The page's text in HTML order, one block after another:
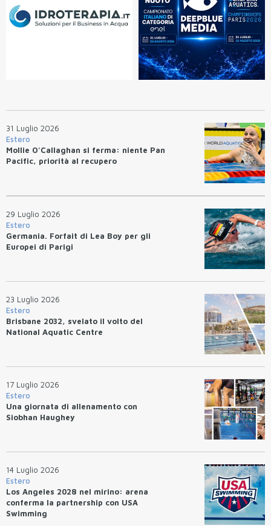
31 Luglio 2026
Estero
Mollie O'Callaghan si ferma: niente Pan
Pacific, priorità al recupero
29 Luglio 2026
Estero
Germania. Forfait di Lea Boy per gli
Europei di Parigi
23 Luglio 2026
Estero
Brisbane 2032, svelato il volto del
National Aquatic Centre
17 Luglio 2026
Estero
Una giornata di allenamento con
Siobhan Haughey
14 Luglio 2026
Estero
Los Angeles 2028 nel mirino: arena
conferma la partnership con USA
Swimming